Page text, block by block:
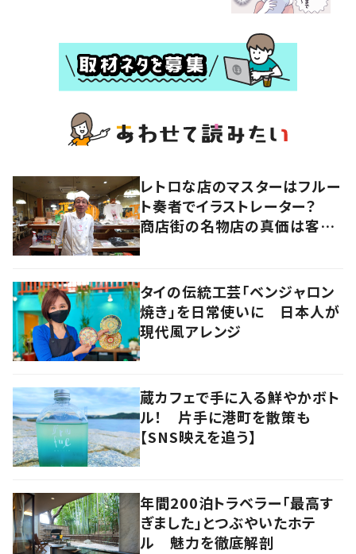
レトロな店のマスターはフルー
ト奏者でイラストレーター？
商店街の名物店の真価は客と
タイの伝統工芸「ベンジャロン
焼き」を日常使いに 日本人が
現代風アレンジ
蔵カフェで手に入る鮮やかボト
ル！ 片手に港町を散策も
【SNS映えを追う】
年間200泊トラベラー「最高す
ぎました」とつぶやいたホテ
ル 魅力を徹底解剖